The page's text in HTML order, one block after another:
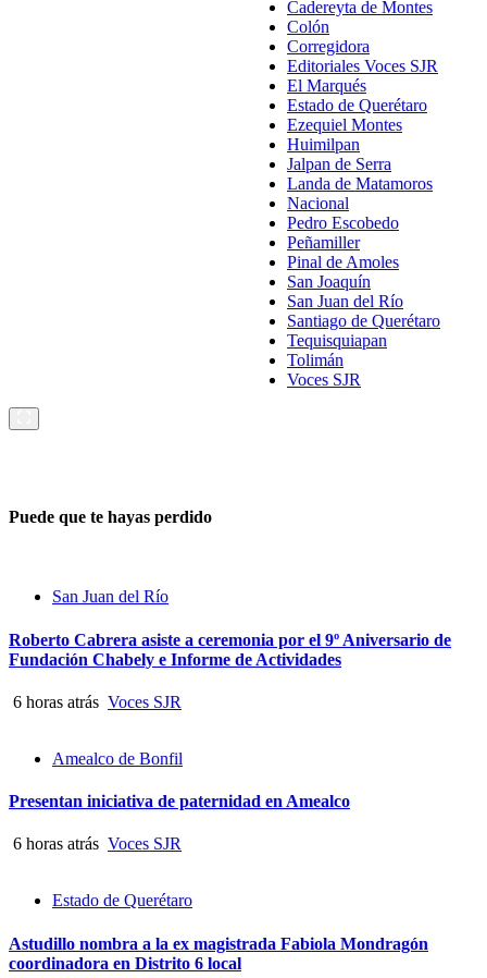
Cadereyta de Montes
Colón
Corregidora
Editoriales Voces SJR
El Marqués
Estado de Querétaro
Ezequiel Montes
Huimilpan
Jalpan de Serra
Landa de Matamoros
Nacional
Pedro Escobedo
Peñamiller
Pinal de Amoles
San Joaquín
San Juan del Río
Santiago de Querétaro
Tequisquiapan
Tolimán
Voces SJR
Puede que te hayas perdido
San Juan del Río
Roberto Cabrera asiste a ceremonia por el 9º Aniversario de
Fundación Chabely e Informe de Actividades
6 horas atrás Voces SJR
Amealco de Bonfil
Presentan iniciativa de paternidad en Amealco
6 horas atrás Voces SJR
Estado de Querétaro
Astudillo nombra a la ex magistrada Fabiola Mondragón
coordinadora en Distrito 6 local